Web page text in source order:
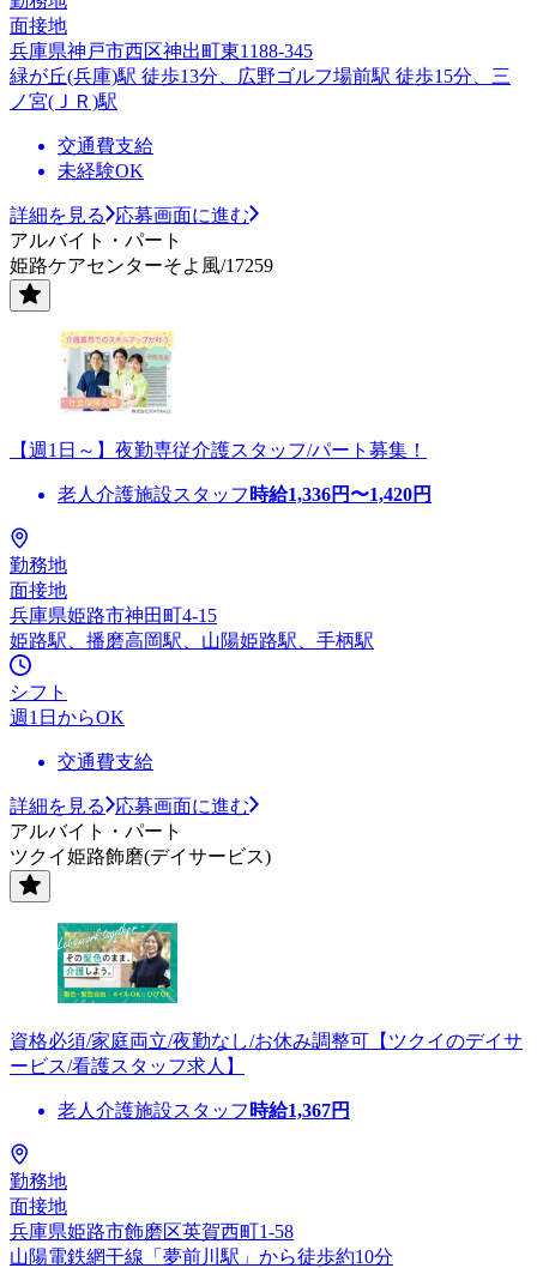
面接地
兵庫県神戸市西区神出町東1188-345
緑が丘(兵庫)駅 徒歩13分、広野ゴルフ場前駅 徒歩15分、三
ノ宮(ＪＲ)駅
交通費支給
未経験OK
詳細を見る
応募画面に進む
アルバイト・パート
姫路ケアセンターそよ風/17259
【週1日～】夜勤専従介護スタッフ/パート募集！
老人介護施設スタッフ 時給1,336円〜1,420円
勤務地
面接地
兵庫県姫路市神田町4-15
姫路駅、播磨高岡駅、山陽姫路駅、手柄駅
シフト
週1日からOK
交通費支給
詳細を見る
応募画面に進む
アルバイト・パート
ツクイ姫路飾磨(デイサービス)
資格必須/家庭両立/夜勤なし/お休み調整可【ツクイのデイサ
ービス/看護スタッフ求人】
老人介護施設スタッフ 時給1,367円
勤務地
面接地
兵庫県姫路市飾磨区英賀西町1-58
山陽電鉄網干線「夢前川駅」から徒歩約10分